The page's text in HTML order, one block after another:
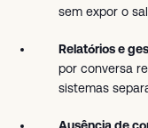
sem expor o
Relatórios e
por conversa
sistemas